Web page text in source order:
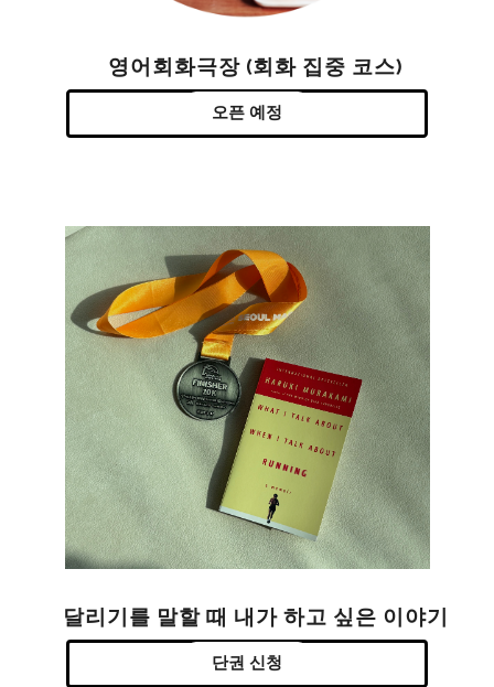
영어회화극장 (회화 집중 코스)
오픈 예정
달리기를 말할 때 내가 하고 싶은 이야기
단권 신청